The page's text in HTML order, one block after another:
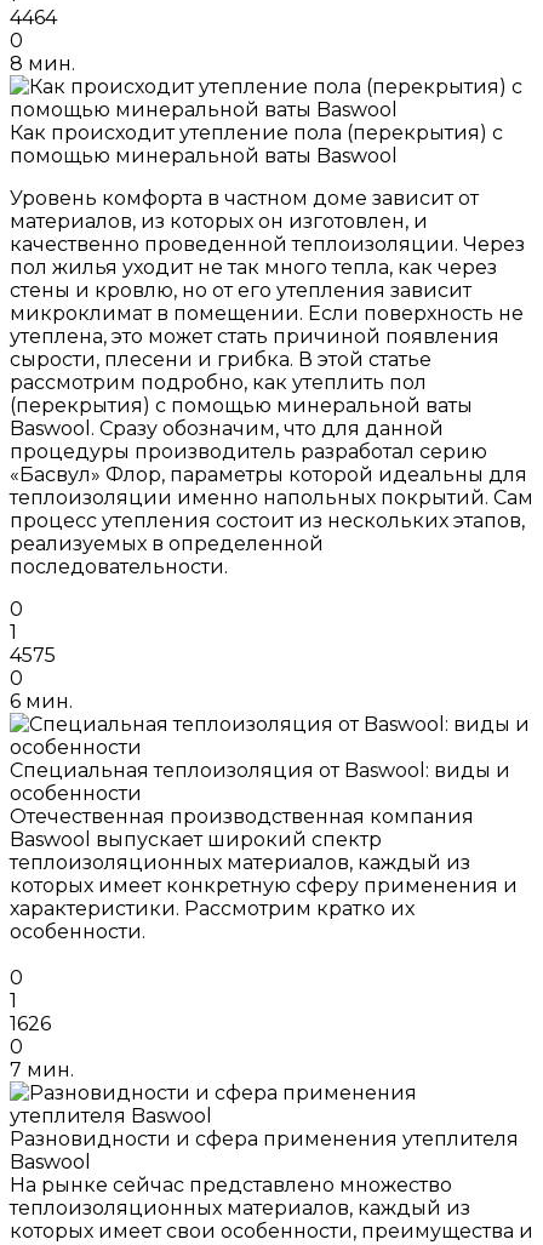
4464
0
8 мин.
Как происходит утепление пола (перекрытия) с
помощью минеральной ваты Baswool
Уровень комфорта в частном доме зависит от
материалов, из которых он изготовлен, и
качественно проведенной теплоизоляции. Через
пол жилья уходит не так много тепла, как через
стены и кровлю, но от его утепления зависит
микроклимат в помещении. Если поверхность не
утеплена, это может стать причиной появления
сырости, плесени и грибка. В этой статье
рассмотрим подробно, как утеплить пол
(перекрытия) с помощью минеральной ваты
Baswool. Сразу обозначим, что для данной
процедуры производитель разработал серию
«Басвул» Флор, параметры которой идеальны для
теплоизоляции именно напольных покрытий. Сам
процесс утепления состоит из нескольких этапов,
реализуемых в определенной
последовательности.
0
1
4575
0
6 мин.
Специальная теплоизоляция от Baswool: виды и
особенности
Отечественная производственная компания
Baswool выпускает широкий спектр
теплоизоляционных материалов, каждый из
которых имеет конкретную сферу применения и
характеристики. Рассмотрим кратко их
особенности.
0
1
1626
0
7 мин.
Разновидности и сфера применения утеплителя
Baswool
На рынке сейчас представлено множество
теплоизоляционных материалов, каждый из
которых имеет свои особенности, преимущества и